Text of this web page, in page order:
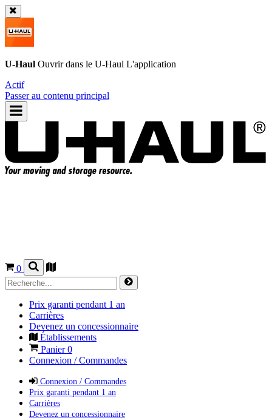
U-Haul Ouvrir dans le U-Haul L'application
Actif
Passer au contenu principal
0
Prix garanti pendant 1 an
Carrières
Devenez un concessionnaire
Établissements
Panier0
Connexion / Commandes
Connexion / Commandes
Prix garanti pendant 1 an
Carrières
Devenez un concessionnaire